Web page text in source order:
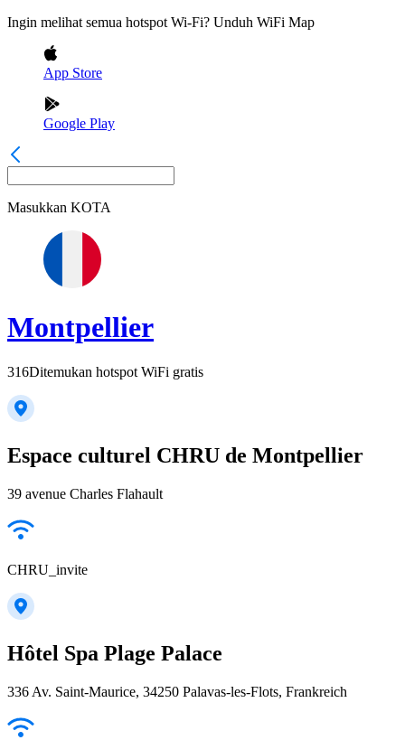
Ingin melihat semua hotspot Wi-Fi? Unduh WiFi Map
App Store
Google Play
Masukkan KOTA
Montpellier
316Ditemukan hotspot WiFi gratis
Espace culturel CHRU de Montpellier
39 avenue Charles Flahault
CHRU_invite
Hôtel Spa Plage Palace
336 Av. Saint-Maurice, 34250 Palavas-les-Flots, Frankreich